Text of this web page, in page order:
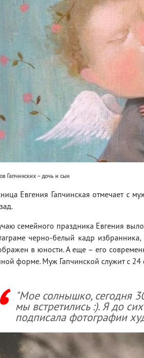
Гапчинских – дочь и сын
Евгения Гапчинская отмечает с
семейного праздника Евгения
черно-белый кадр
в юности. А еще – его
форме. Муж Гапчинской служит с 24
"Мое солнышко, сегодня
мы встретились :). Я до
подписала фотографии